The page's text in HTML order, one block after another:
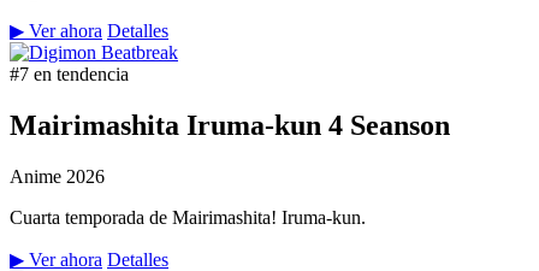
▶ Ver ahora Detalles
#7 en tendencia
Mairimashita Iruma-kun 4 Seanson
Anime 2026
Cuarta temporada de Mairimashita! Iruma-kun.
▶ Ver ahora Detalles